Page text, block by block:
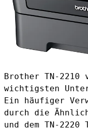
Brother TN-2210
wichtigsten
Ein häufiger
durch die
und dem TN-2220